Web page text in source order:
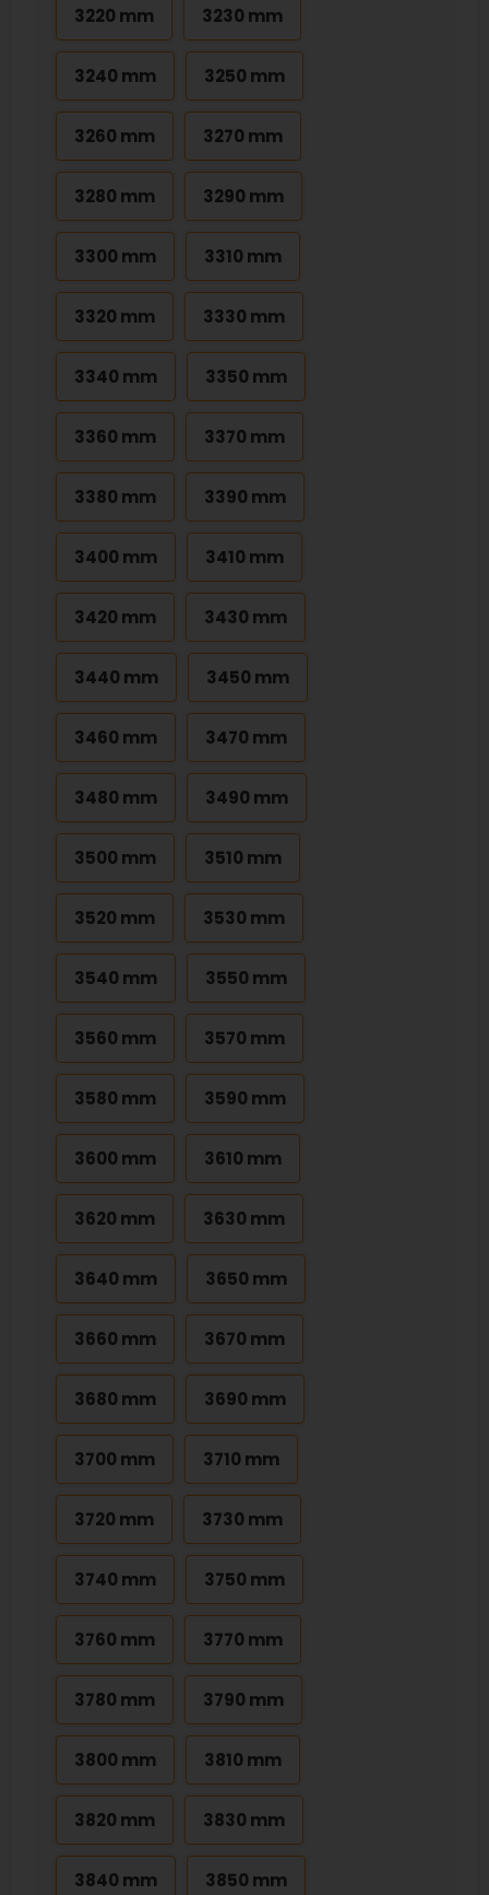
3220 mm 3230 mm
3240 mm 3250 mm
3260 mm 3270 mm
3280 mm 3290 mm
3300 mm 3310 mm
3320 mm 3330 mm
3340 mm 3350 mm
3360 mm 3370 mm
3380 mm 3390 mm
3400 mm 3410 mm
3420 mm 3430 mm
3440 mm 3450 mm
3460 mm 3470 mm
3480 mm 3490 mm
3500 mm 3510 mm
3520 mm 3530 mm
3540 mm 3550 mm
3560 mm 3570 mm
3580 mm 3590 mm
3600 mm 3610 mm
3620 mm 3630 mm
3640 mm 3650 mm
3660 mm 3670 mm
3680 mm 3690 mm
3700 mm 3710 mm
3720 mm 3730 mm
3740 mm 3750 mm
3760 mm 3770 mm
3780 mm 3790 mm
3800 mm 3810 mm
3820 mm 3830 mm
3840 mm 3850 mm